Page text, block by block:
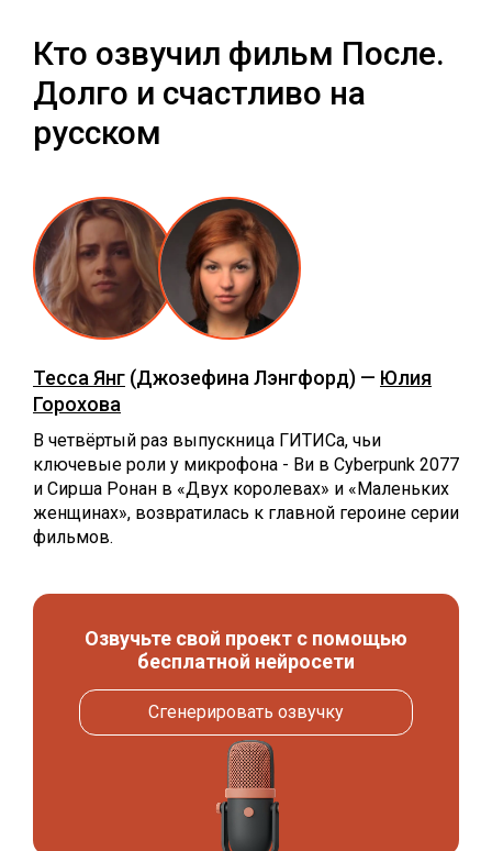
Кто озвучил фильм После.
Долго и счастливо на
русском
Тесса Янг (Джозефина Лэнгфорд) — Юлия
Горохова
В четвёртый раз выпускница ГИТИСа, чьи
ключевые роли у микрофона - Ви в Cyberpunk 2077
и Сирша Ронан в «Двух королевах» и «Маленьких
женщинах», возвратилась к главной героине серии
фильмов.
Озвучьте свой проект с помощью
бесплатной нейросети
Сгенерировать озвучку